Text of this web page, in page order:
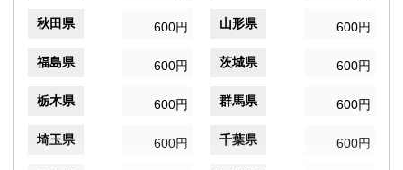
秋田県 600円 山形県 600円
福島県 600円 茨城県 600円
栃木県 600円 群馬県 600円
埼玉県 600円 千葉県 600円